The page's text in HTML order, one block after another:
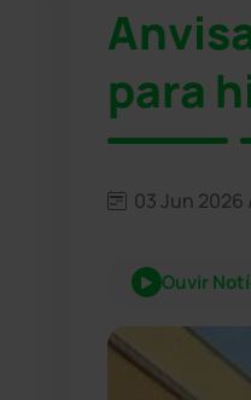
para
03 Jun 2026
Ouvir